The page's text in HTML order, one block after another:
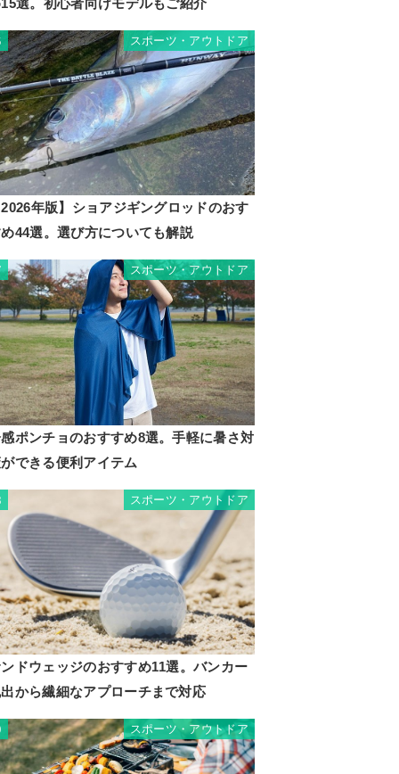
選。初心者向けモデルもご紹介
スポーツ・アウトドア
年版】ショアジギングロッドのおす
44選。選び方についても解説
スポーツ・アウトドア
ポンチョのおすすめ8選。手軽に暑さ対
できる便利アイテム
スポーツ・アウトドア
ドウェッジのおすすめ11選。バンカー
から繊細なアプローチまで対応
スポーツ・アウトドア